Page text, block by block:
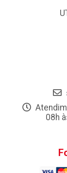
08h